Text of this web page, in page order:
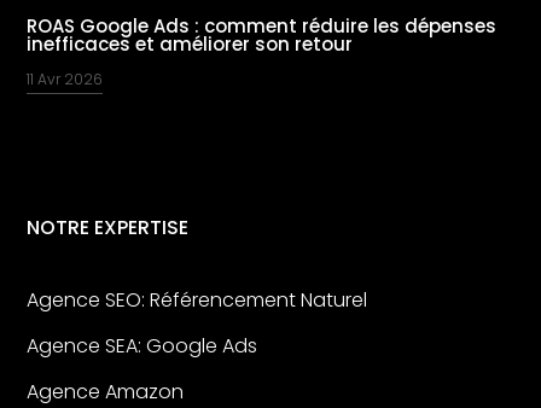
ROAS Google Ads : comment réduire les dépenses
inefficaces et améliorer son retour
11 Avr 2026
NOTRE EXPERTISE
Agence SEO: Référencement Naturel
Agence SEA: Google Ads
Agence Amazon